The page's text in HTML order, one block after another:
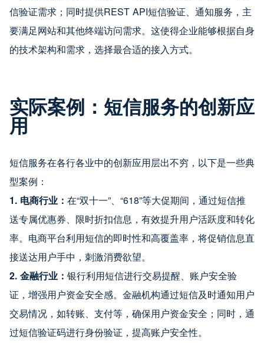
信验证需求；同时提供REST API短信验证、通知服务，主
要满足网站和其他终端访问需求。这使得企业能够根据自身
的技术架构和需求，选择最合适的接入方式。
实际案例：短信服务的创新应
用
短信服务在各行各业中的创新应用层出不穷，以下是一些典
型案例：
1. 电商行业： 在“双十一”、“618”等大促期间，通过短信推
送专属优惠券、限时折扣信息，有效提升用户活跃度和转化
率。电商平台利用短信的即时性和高覆盖率，将促销信息直
接送达用户手中，刺激消费欲望。
2. 金融行业： 银行利用短信进行交易提醒、账户安全验
证，增强用户资金安全感。金融机构通过短信及时通知用户
交易情况，如转账、支付等，确保用户资金安全；同时，通
过短信验证码进行身份验证，提高账户安全性。